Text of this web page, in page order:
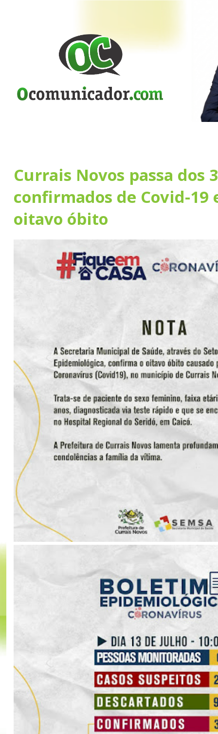
Currais Novos passa dos
confirmados de Covid-19
oitavo óbito